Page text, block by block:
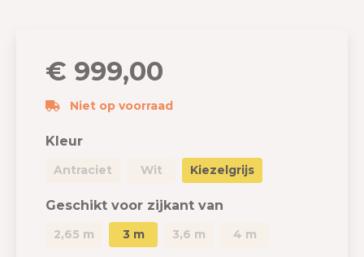
€ 999,00
Niet op voorraad
Kleur
Antraciet Wit Kiezelgrijs
Geschikt voor zijkant van
2,65 m 3 m 3,6 m 4 m